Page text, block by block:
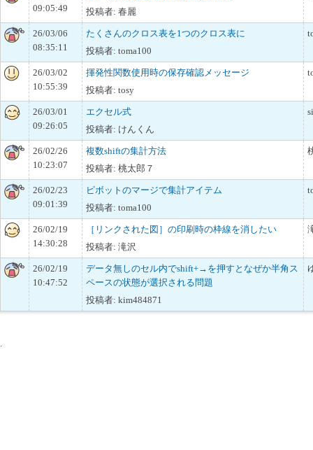
09:05:49
投稿者: 春麗
26/03/06
08:35:11
たくさんのクロス表を1つのクロス表に
投稿者: toma100
26/03/02
10:55:39
揮発性関数使用時の保存確認メッセージ
投稿者: tosy
26/03/01
09:26:05
エクセル式
投稿者: けんくん
26/02/26
10:23:07
複数shiftの集計方法
投稿者: 桃太郎７
26/02/23
09:01:39
ピボットのマージで集計アイテム
投稿者: toma100
26/02/19
14:30:28
［リンクされた図］の印刷時の枠線を消したい
投稿者: 滝沢
26/02/19
10:47:52
データ無しのセル内でshift+→を押すとなぜか半角ス
ペースの状態が選択される問題
投稿者: kim484871